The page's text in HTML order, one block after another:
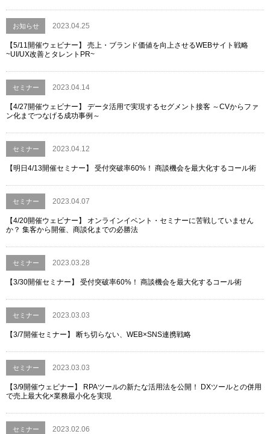
お知らせ 2023.04.25
【5/11開催ウェビナー】 売上・ブランド価値を向上させるWEBサイト戦略
~UI/UX改善とタレントPR~
セミナー 2023.04.14
【4/27開催ウェビナー】 データ活用で実現するセグメント接客 ～CVからファ
ン化までつなげる成功事例～
セミナー 2023.04.12
【明日4/13開催セミナー】 受付突破率60%！ 商談機会を最大化するコール術
セミナー 2023.04.07
【4/20開催ウェビナー】 オンラインイベント・セミナーに苦戦していません
か？ 集客から開催、商談化までの必勝法
セミナー 2023.03.28
【3/30開催セミナー】 受付突破率60%！ 商談機会を最大化するコール術
セミナー 2023.03.03
【3/7開催セミナー】 断ち切らない、WEB×SNS連携戦略
セミナー 2023.03.03
【3/9開催ウェビナー】 RPAツールの新たな活用法を公開！ DXツールとの併用
で売上最大化×業務最小化を実現
セミナー 2023.02.06